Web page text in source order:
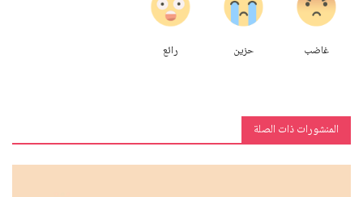
غاضب حزين رائع
المنشورات ذات الصلة